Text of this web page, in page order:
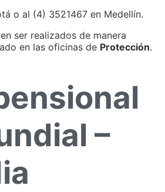
o al (4) 3521467 en Medellín.
ser realizados de manera
en las oficinas de Protección.
–